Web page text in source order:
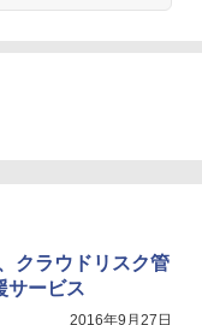
クラウドリスク管
サービス
2016年9月27日